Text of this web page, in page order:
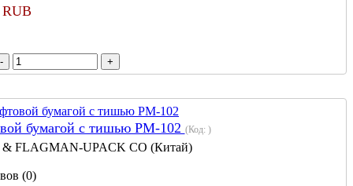
бумагой с тишью РМ-102 (Код: )
& FLAGMAN-UPACK CO (Китай)
(0)